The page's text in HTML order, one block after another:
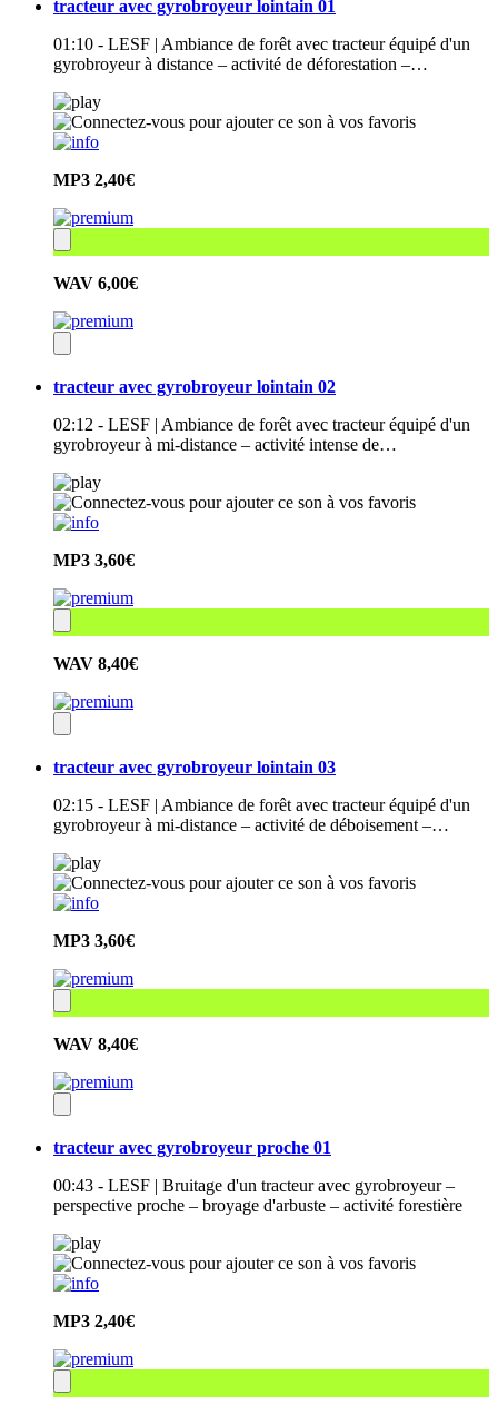
tracteur avec gyrobroyeur lointain 01
01:10 - LESF | Ambiance de forêt avec tracteur équipé d'un
gyrobroyeur à distance – activité de déforestation –…
MP3 2,40€
WAV 6,00€
tracteur avec gyrobroyeur lointain 02
02:12 - LESF | Ambiance de forêt avec tracteur équipé d'un
gyrobroyeur à mi-distance – activité intense de…
MP3 3,60€
WAV 8,40€
tracteur avec gyrobroyeur lointain 03
02:15 - LESF | Ambiance de forêt avec tracteur équipé d'un
gyrobroyeur à mi-distance – activité de déboisement –…
MP3 3,60€
WAV 8,40€
tracteur avec gyrobroyeur proche 01
00:43 - LESF | Bruitage d'un tracteur avec gyrobroyeur –
perspective proche – broyage d'arbuste – activité forestière
MP3 2,40€